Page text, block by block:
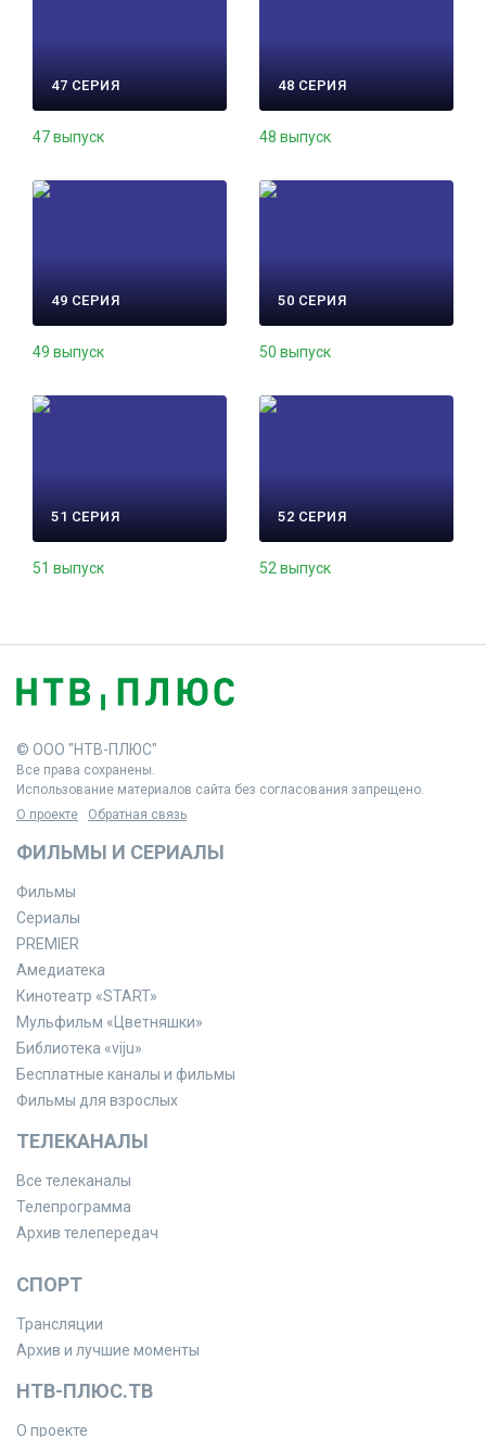
47 СЕРИЯ
47 выпуск
48 СЕРИЯ
48 выпуск
49 СЕРИЯ
49 выпуск
50 СЕРИЯ
50 выпуск
51 СЕРИЯ
51 выпуск
52 СЕРИЯ
52 выпуск
© ООО "НТВ-ПЛЮС"
Все права сохранены.
Использование материалов сайта без согласования запрещено.
О проекте
Обратная связь
ФИЛЬМЫ И СЕРИАЛЫ
Фильмы
Сериалы
PREMIER
Амедиатека
Кинотеатр «START»
Мульфильм «Цветняшки»
Библиотека «viju»
Бесплатные каналы и фильмы
Фильмы для взрослых
ТЕЛЕКАНАЛЫ
Все телеканалы
Телепрограмма
Архив телепередач
СПОРТ
Трансляции
Архив и лучшие моменты
НТВ-ПЛЮС.ТВ
О проекте